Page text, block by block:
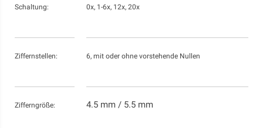
Schaltung: 0x, 1-6x, 12x, 20x
Ziffernstellen: 6, mit oder ohne vorstehende Nullen
Zifferngröße: 4.5 mm / 5.5 mm